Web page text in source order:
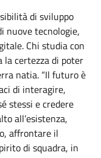
di sviluppo
nuove tecnologie,
Chi studia con
la certezza di poter
natia. “Il futuro è
di interagire,
stessi e credere
all’esistenza,
affrontare il
di squadra, in